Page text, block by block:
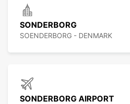
SONDERBORG
SOENDERBORG - DENMARK
SONDERBORG AIRPORT